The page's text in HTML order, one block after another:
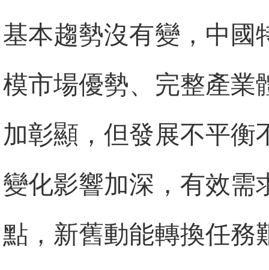
基本趨勢沒有變，中國
模市場優勢、完整產業
加彰顯，但發展不平衡
變化影響加深，有效需
點，新舊動能轉換任務